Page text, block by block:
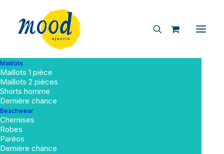
Maillots
Maillots 1 pièce
Maillots 2 pièces
Shorts homme
Dernière chance
Beachwear
Chemises
Robes
Paréos
Dernière chance
Conditions générales
de vente